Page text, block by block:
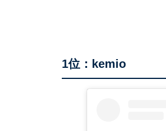
1位：kemio